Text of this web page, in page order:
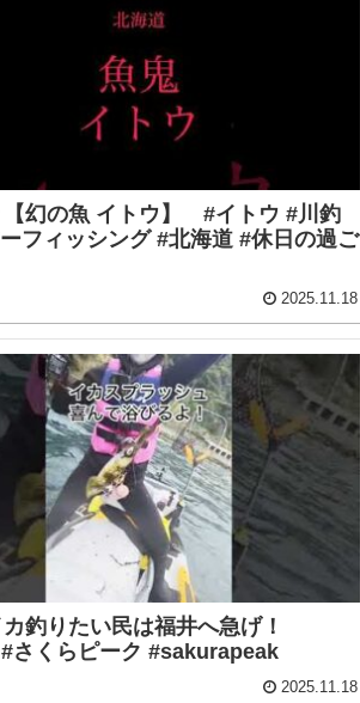
【幻の魚 イトウ】 #イトウ #川釣
フィッシング #北海道 #休日の過ご
2025.11.18
釣りたい民は福井へ急げ！
さくらピーク #sakurapeak
2025.11.18